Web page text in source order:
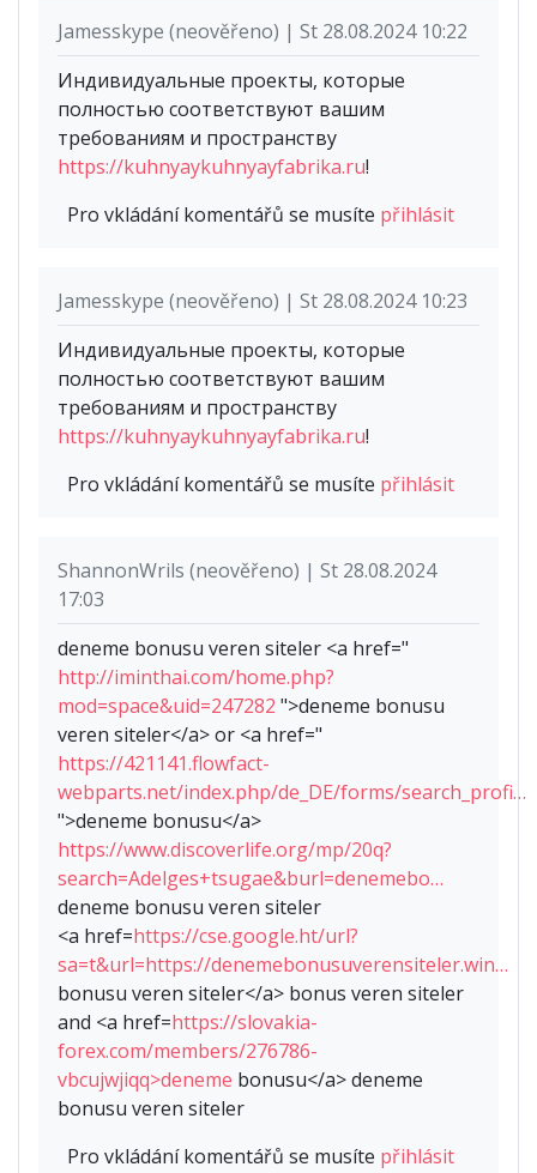
Jamesskype (neověřeno) | St 28.08.2024 10:22
Индивидуальные проекты, которые
полностью соответствуют вашим
требованиям и пространству
https://kuhnyaykuhnyayfabrika.ru!
Pro vkládání komentářů se musíte přihlásit
Jamesskype (neověřeno) | St 28.08.2024 10:23
Индивидуальные проекты, которые
полностью соответствуют вашим
требованиям и пространству
https://kuhnyaykuhnyayfabrika.ru!
Pro vkládání komentářů se musíte přihlásit
ShannonWrils (neověřeno) | St 28.08.2024
17:03
deneme bonusu veren siteler <a href="
http://iminthai.com/home.php?
mod=space&uid=247282 ">deneme bonusu
veren siteler</a> or <a href="
https://421141.flowfact-
webparts.net/index.php/de_DE/forms/search_profi…
">deneme bonusu</a>
https://www.discoverlife.org/mp/20q?
search=Adelges+tsugae&burl=denemebo…
deneme bonusu veren siteler
<a href=https://cse.google.ht/url?
sa=t&url=https://denemebonusuverensiteler.win…
bonusu veren siteler</a> bonus veren siteler
and <a href=https://slovakia-
forex.com/members/276786-
vbcujwjiqq>deneme bonusu</a> deneme
bonusu veren siteler
Pro vkládání komentářů se musíte přihlásit